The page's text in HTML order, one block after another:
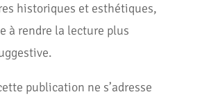
historiques et esthétiques,
à rendre la lecture plus
publication ne s’adresse